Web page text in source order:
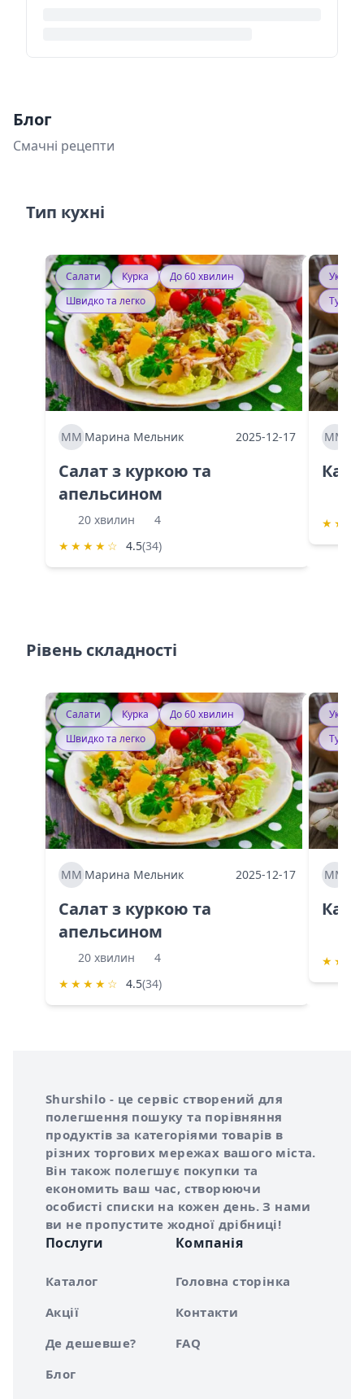
Блог
Смачні рецепти
Тип кухні
Салати Курка
До 60 хвилин
Швидко та легко
ММ Марина Мельник 2025-12-17
Салат з куркою та
апельсином
20 хвилин
4
★ ★ ★ ★ ☆ 4.5(34)
ММ
★ ★
Рівень складності
Салати Курка
До 60 хвилин
Швидко та легко
ММ Марина Мельник 2025-12-17
Салат з куркою та
апельсином
20 хвилин
4
★ ★ ★ ★ ☆ 4.5(34)
ММ
★ ★
Про сервіс Shurshilo
Shurshilo - це сервіс створений для
полегшення пошуку та порівняння
продуктів за категоріями товарів в
різних торгових мережах вашого міста.
Він також полегшує покупки та
економить ваш час, створюючи
особисті списки на кожен день. З нами
ви не пропустите жодної дрібниці!
Послуги
Каталог
Акції
Де дешевше?
Блог
Компанія
Головна сторінка
Контакти
FAQ